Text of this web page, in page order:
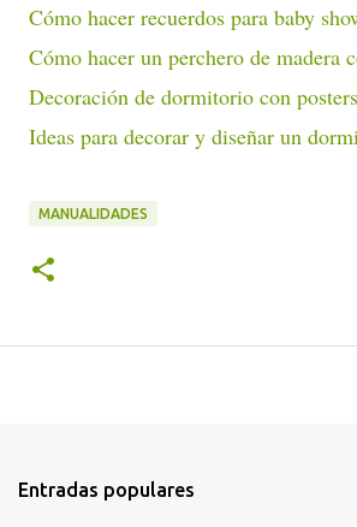
Cómo hacer recuerdos para baby
Cómo hacer un perchero de madera
Decoración de dormitorio con posters
Ideas para decorar y diseñar un
MANUALIDADES
Entradas populares